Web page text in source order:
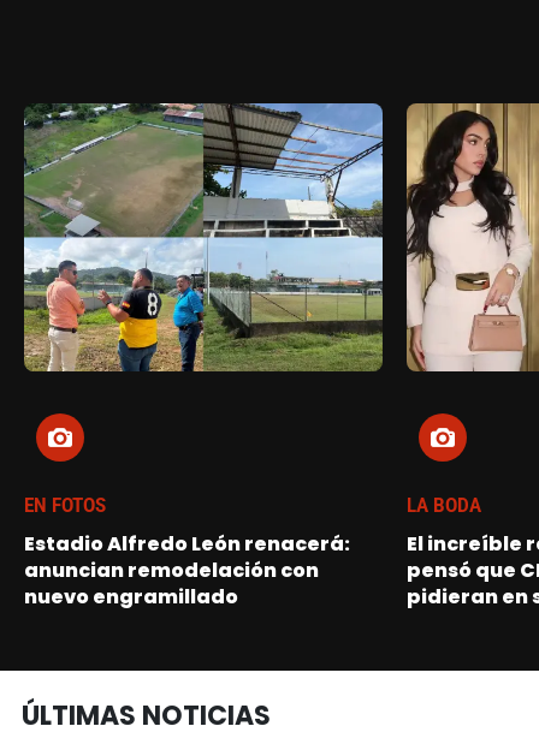
EN FOTOS
Estadio Alfredo León renacerá:
anuncian remodelación con
nuevo engramillado
LA BODA
El increíble
pensó que
pidieran en
ÚLTIMAS NOTICIAS